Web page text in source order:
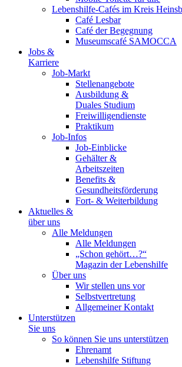
Lebenshilfe-Cafés im Kreis
Café Lesbar
Café der Begegnung
Museumscafé SAMOCCA
Jobs &
Karriere
Job-Markt
Stellenangebote
Ausbildung &
Duales Studium
Freiwilligendienste
Praktikum
Job-Infos
Job-Einblicke
Gehälter &
Arbeitszeiten
Benefits &
Gesundheitsförderung
Fort- & Weiterbildung
Aktuelles &
über uns
Alle Meldungen
Alle Meldungen
„Schon gehört…?“
Magazin der Lebenshilfe
Über uns
Wir stellen uns vor
Selbstvertretung
Allgemeiner Kontakt
Unterstützen
Sie uns
So können Sie uns unterstützen
Ehrenamt
Lebenshilfe Stiftung